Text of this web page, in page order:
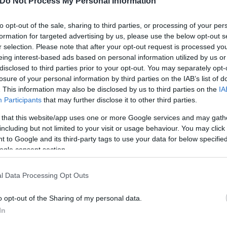
opt-out of the sale, sharing to third parties, or processing of your
for targeted advertising by us, please use the below opt-out
selection. Please note that after your opt-out request is processed
interest-based ads based on personal information utilized by us
to third parties prior to your opt-out. You may separately
of your personal information by third parties on the IAB’s list of
This information may also be disclosed by us to third parties on the
Participants that may further disclose it to other third parties.
that this website/app uses one or more Google services and may
but not limited to your visit or usage behaviour. You may
to Google and its third-party tags to use your data for below
consent section.
Data Processing Opt Outs
opt-out of the Sharing of my personal data.
είναι ο Βαγγέλης Γιαννακούρας.
στον Ανδρουλάκη